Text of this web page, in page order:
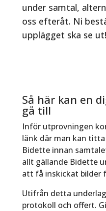
under samtal,
oss efteråt. Ni
upplägget ska se ut!
Så här kan en
gå till
Inför utprovningen
länk där man kan
Bidette innan
allt gällande Bidette
att få inskickat bilder
Utifrån detta
protokoll och offert.